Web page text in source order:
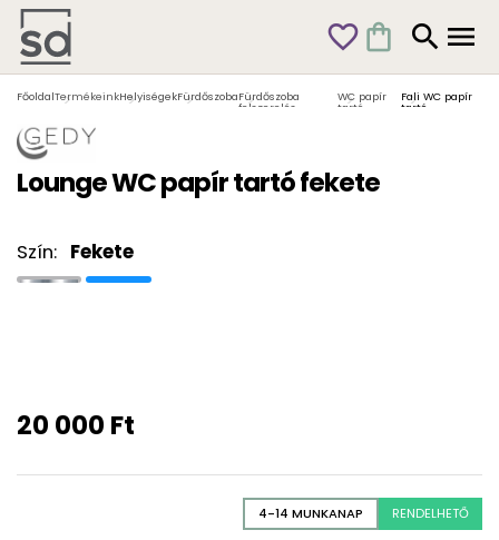
favorite_outline shopping_bag search menu
FőoldalTermékeinkHelyiségekFürdőszobaFürdőszoba
felszerelés
WC papír
tartó
Fali WC papír
tartó
Lounge WC papír tartó fekete
20 000 Ft
Szín: Fekete
4-14 MUNKANAP RENDELHETŐ